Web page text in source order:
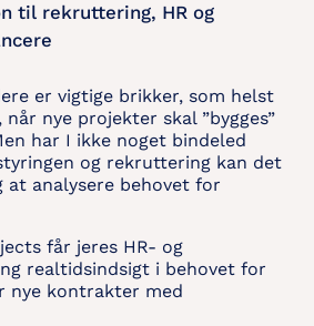
til rekruttering, HR og
er vigtige brikker, som helst
, når nye projekter skal ”bygges”
har I ikke noget bindeled
og rekruttering kan det
at analysere behovet for
får jeres HR- og
realtidsindsigt i behovet for
nye kontrakter med